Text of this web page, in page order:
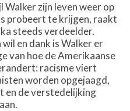
Walker zijn leven weer op
probeert te krijgen, raakt
steeds verdeelder.
wil en dank is Walker er
van hoe de Amerikaanse
racisme viert
worden opgejaagd,
en de verstedelijking